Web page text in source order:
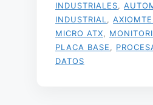
INDUSTRIALES
INDUSTRIAL
MICRO ATX
PLACA BASE
DATOS